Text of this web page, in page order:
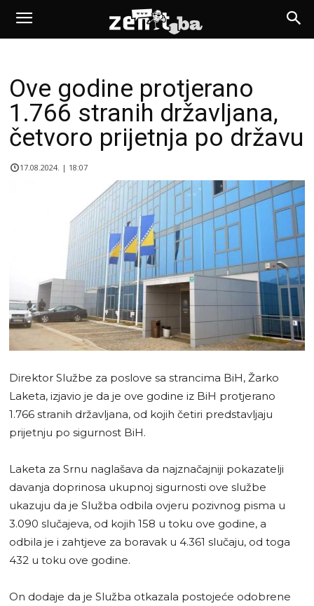
Ove godine protjerano
1.766 stranih državljana,
četvoro prijetnja po državu
17.08.2024. | 18:07
Direktor Službe za poslove sa strancima BiH, Žarko
Laketa, izjavio je da je ove godine iz BiH protjerano
1.766 stranih državljana, od kojih četiri predstavljaju
prijetnju po sigurnost BiH.
Laketa za Srnu naglašava da najznačajniji pokazatelji
davanja doprinosa ukupnoj sigurnosti ove službe
ukazuju da je Služba odbila ovjeru pozivnog pisma u
3.090 slučajeva, od kojih 158 u toku ove godine, a
odbila je i zahtjeve za boravak u 4.361 slučaju, od toga
432 u toku ove godine.
On dodaje da je Služba otkazala postojeće odobrene